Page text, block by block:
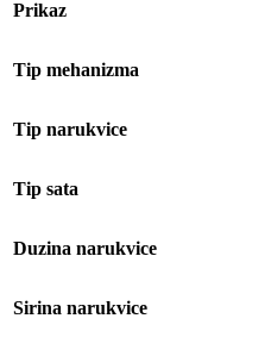
Prikaz
Tip mehanizma
Tip narukvice
Tip sata
Duzina narukvice
Sirina narukvice